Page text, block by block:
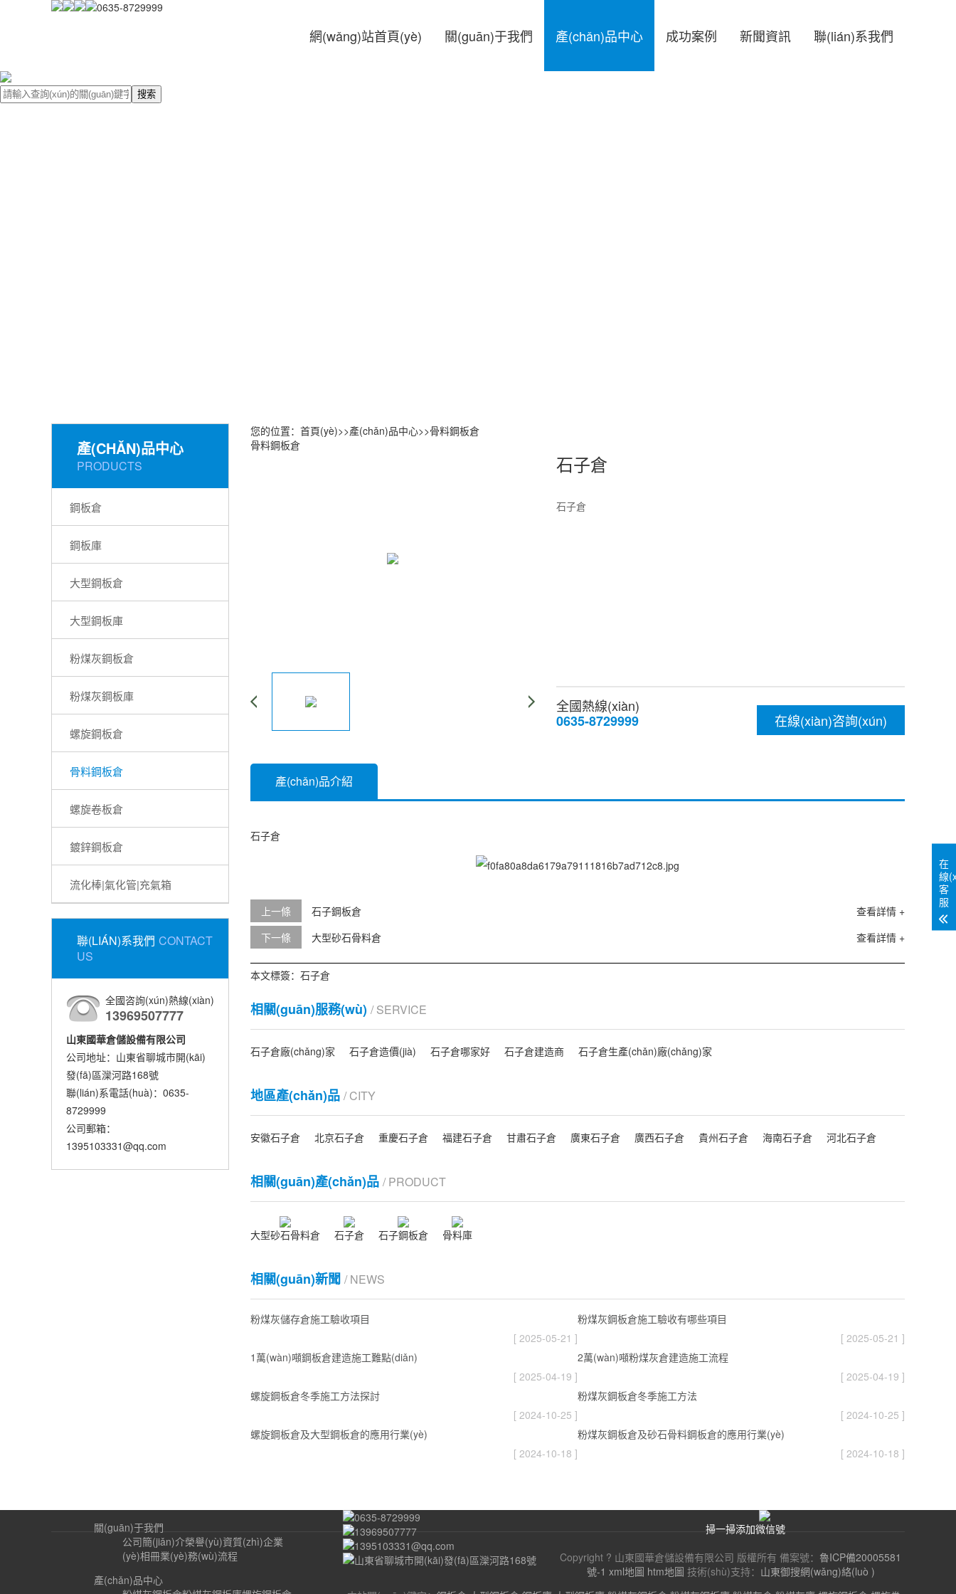
網(wǎng)站首頁(yè) 關(guān)于我們 產(chǎn)品中心 成功案例 新聞資訊 聯(lián)系我們
0635-8729999
搜索
產(CHǍN)品中心
PRODUCTS
鋼板倉
鋼板庫
大型鋼板倉
大型鋼板庫
粉煤灰鋼板倉
粉煤灰鋼板庫
螺旋鋼板倉
骨料鋼板倉
螺旋卷板倉
鍍鋅鋼板倉
流化棒|氣化管|充氣箱
聯(LIÁN)系我們 CONTACT
US
全國咨詢(xún)熱線(xiàn)
13969507777
山東國華倉儲設備有限公司
公司地址：山東省聊城市開(kāi)
發(fā)區灤河路168號
聯(lián)系電話(huà)：0635-
8729999
公司郵箱：
1395103331@qq.com
您的位置： 首頁(yè)>>產(chǎn)品中心>>骨料鋼板倉
骨料鋼板倉
石子倉
石子倉
在線(xiàn)咨詢(xún)
全國熱線(xiàn)
0635-8729999
產(chǎn)品介紹
石子倉
上一條 查看詳情 +
石子鋼板倉
下一條
查看詳情 +
大型砂石骨料倉
本文標簽： 石子倉
相關(guān)服務(wù) / SERVICE
石子倉廠(chǎng)家 石子倉造價(jià) 石子倉哪家好 石子倉建造商 石子倉生產(chǎn)廠(chǎng)家
地區產(chǎn)品 / CITY
安徽石子倉 北京石子倉 重慶石子倉 福建石子倉 甘肅石子倉 廣東石子倉 廣西石子倉 貴州石子倉 海南石子倉 河北石子倉
相關(guān)產(chǎn)品 / PRODUCT
大型砂石骨料倉 石子倉 石子鋼板倉 骨料庫
相關(guān)新聞 / NEWS
粉煤灰儲存倉施工驗收項目
[ 2025-05-21 ]
粉煤灰鋼板倉施工驗收有哪些項目
[ 2025-05-21 ]
1萬(wàn)噸鋼板倉建造施工難點(diǎn)
[ 2025-04-19 ]
2萬(wàn)噸粉煤灰倉建造施工流程
[ 2025-04-19 ]
螺旋鋼板倉冬季施工方法探討
[ 2024-10-25 ]
粉煤灰鋼板倉冬季施工方法
[ 2024-10-25 ]
螺旋鋼板倉及大型鋼板倉的應用行業(yè)
[ 2024-10-18 ]
粉煤灰鋼板倉及砂石骨料鋼板倉的應用行業(yè)
[ 2024-10-18 ]
關(guān)于我們
公司簡(jiǎn)介榮譽(yù)資質(zhì)企業
(yè)相冊業(yè)務(wù)流程
產(chǎn)品中心
0635-8729999
13969507777
1395103331@qq.com
山東省聊城市開(kāi)發(fā)區灤河路168號
掃一掃添加微信號
Copyright ? 山東國華倉儲設備有限公司 版權所有 備案號： 魯ICP備20005581
號-1 xml地圖 htm地圖 技術(shù)支持： 山東御搜網(wǎng)絡(luò )
在
線
客
服